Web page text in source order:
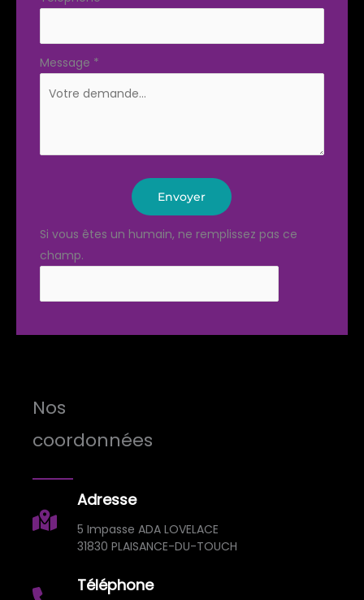
Message *
Envoyer
Si vous êtes un humain, ne remplissez pas ce
champ.
Nos
coordonnées
Adresse
5 Impasse ADA LOVELACE
31830 PLAISANCE-DU-TOUCH
Téléphone